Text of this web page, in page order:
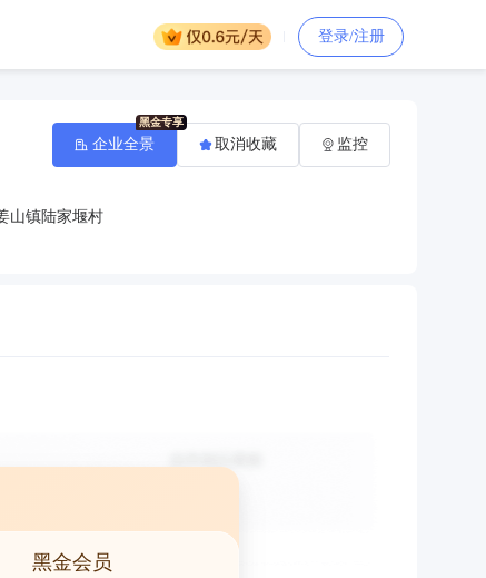
登录/注册
山镇陆家堰村
企业全景 取消收藏 监控
黑金会员